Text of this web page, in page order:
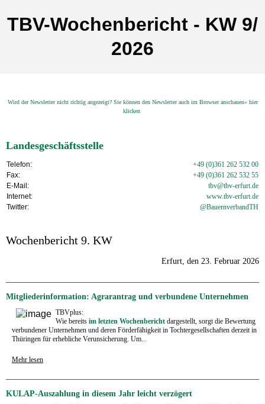
TBV-Wochenbericht - KW 9/
2026
Wird der Newsletter nicht richtig angezeigt? Sie können den Newsletter auch im Browser anschauen» hier
klicken
Landesgeschäftsstelle
Telefon:
+49 (0)361 262 532 00
Fax:
+49 (0)361 262 532 55
E-Mail:
tbv@tbv-erfurt.de
Internet:
www.tbv-erfurt.de
Twitter:
@BauernverbandTH
Wochenbericht 9. KW
Erfurt, den 23. Februar 2026
Mitgliederinformation: Agrarantrag und verbundene Unternehmen
TBVplus:
Wie bereits im letzten Wochenbericht dargestellt, sorgt die Bewertung
verbundener Unternehmen und deren Förderfähigkeit in Tochtergesellschaften derzeit in
Thüringen für erhebliche Verunsicherung. Um...
Mehr lesen
KULAP-Auszahlung in diesem Jahr leicht verzögert